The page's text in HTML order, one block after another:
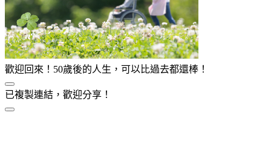
歡迎回來！50歲後的人生，可以比過去都還棒！
已複製連結，歡迎分享！